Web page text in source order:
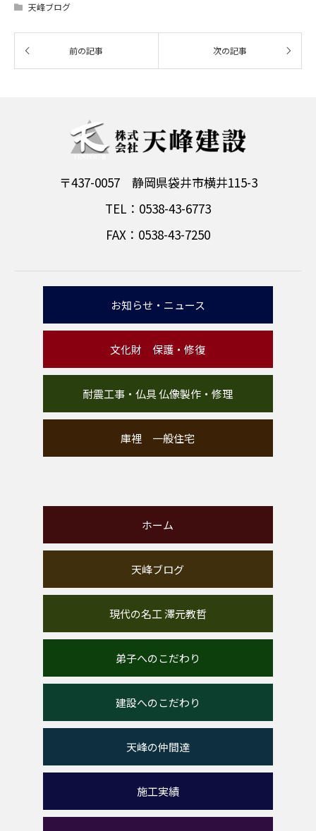
天峰ブログ
〒437-0057 静岡県袋井市横井115-3
TEL：0538-43-6773
FAX：0538-43-7250
お知らせ・ニュース
文化財 保護・修復
耐震工事・仏具 仏像製作・修理
庫裡 一般住宅
ホーム
天峰ブログ
現代の名工 澤元教哲
弟子へのこだわり
建設へのこだわり
天峰の仲間達
施工実績